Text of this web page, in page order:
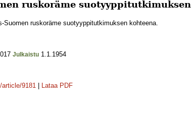
ruskoräme suotyyppitutkimuksen
Suomen ruskoräme suotyyppitutkimuksen kohteena.
Julkaistu 1.1.1954
9181 Lataa PDF